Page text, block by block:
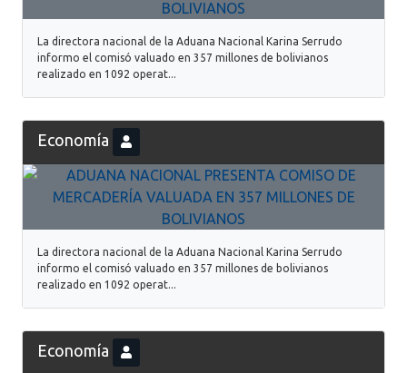
La directora nacional de la Aduana Nacional Karina Serrudo
informo el comisó valuado en 357 millones de bolivianos
realizado en 1092 operat...
Economía
La directora nacional de la Aduana Nacional Karina Serrudo
informo el comisó valuado en 357 millones de bolivianos
realizado en 1092 operat...
Economía